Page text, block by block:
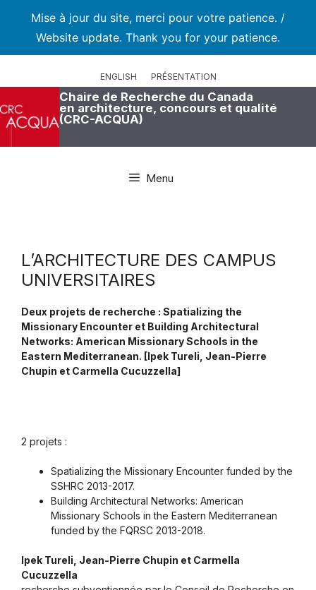
Mise à jour du site, merci pour votre patience. /
Website update. Thank you for your patience.
ENGLISH PRÉSENTATION
Chaire de Recherche du Canada
en architecture, concours et qualité
(CRC-ACQUA)
Menu
L’ARCHITECTURE DES CAMPUS
UNIVERSITAIRES
Deux projets de recherche : Spatializing the
Missionary Encounter et Building Architectural
Networks: American Missionary Schools in the
Eastern Mediterranean. [Ipek Tureli, Jean-Pierre
Chupin et Carmella Cucuzzella]
2 projets :
Spatializing the Missionary Encounter funded by the
SSHRC 2013-2017.
Building Architectural Networks: American
Missionary Schools in the Eastern Mediterranean
funded by the FQRSC 2013-2018.
Ipek Tureli, Jean-Pierre Chupin et Carmella
Cucuzzella